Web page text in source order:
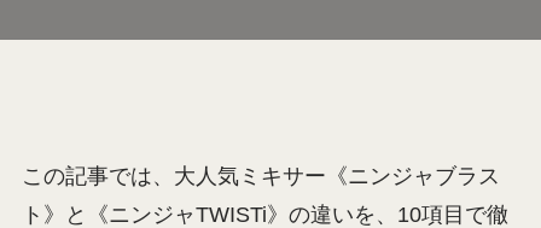
この記事では、大人気ミキサー《ニンジャブラス
ト》と《ニンジャTWISTi》の違いを、10項目で徹